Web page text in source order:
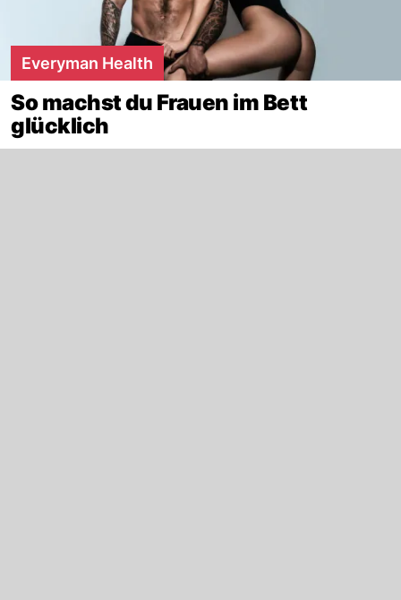
Everyman Health
So machst du Frauen im Bett
glücklich